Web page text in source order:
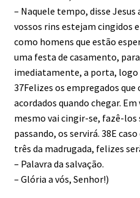
– Naquele tempo, disse Jesus
vossos rins estejam cingidos
como homens que estão
uma festa de casamento,
imediatamente, a porta, logo
37Felizes os empregados
acordados quando chegar. Em
mesmo vai cingir-se, fazê-los
passando, os servirá. 38E
três da madrugada, felizes
– Palavra da salvação.
– Glória a vós, Senhor!)